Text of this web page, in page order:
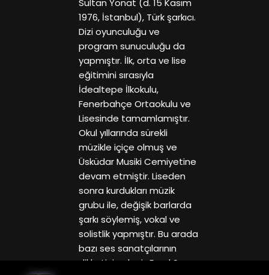
Sultan Yonat (d. 15 Kasım
1976, İstanbul), Türk şarkıcı.
Dizi oyunculuğu ve
program sunuculuğu da
yapmıştır. İlk, orta ve lise
eğitimini sırasıyla
İdealtepe İlkokulu,
Fenerbahçe Ortaokulu ve
Lisesinde tamamlamıştır.
Okul yıllarında sürekli
müzikle içiçe olmuş ve
Üsküdar Musiki Cemiyetine
devam etmiştir. Liseden
sonra kurdukları müzik
grubu ile, değişik barlarda
şarkı söylemiş, vokal ve
solistlik yapmıştır. Bu arada
bazı ses sanatçılarının
dikkatini çekmiş,Emel Sayın,